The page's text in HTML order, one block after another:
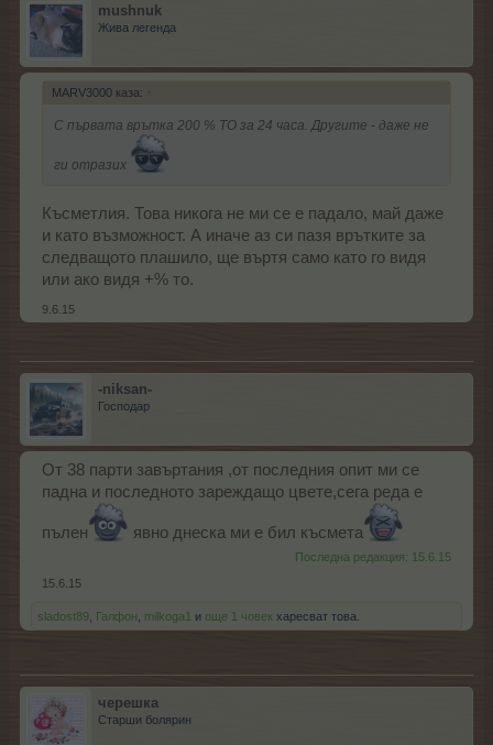
mushnuk
Жива легенда
MARV3000 каза: ↑
С първата врътка 200 % ТО за 24 часа. Другите - даже не
ги отразих
Късметлия. Това никога не ми се е падало, май даже
и като възможност. А иначе аз си пазя врътките за
следващото плашило, ще въртя само като го видя
или ако видя +% то.
9.6.15
-niksan-
Господар
От 38 парти завъртания ,от последния опит ми се
падна и последното зареждащо цвете,сега реда е
пълен явно днеска ми е бил късмета
Последна редакция: 15.6.15
15.6.15
sladost89 Галфон milkoga1 и още 1 човек харесват това.
черешка
Старши болярин